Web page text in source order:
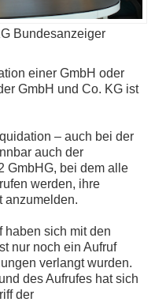
Bundesanzeiger
einer GmbH oder
GmbH und Co. KG ist
– auch bei der
auch der
GmbHG, bei dem alle
werden, ihre
anzumelden.
haben sich mit den
nur noch ein Aufruf
verlangt wurden.
des Aufrufes hat sich
der